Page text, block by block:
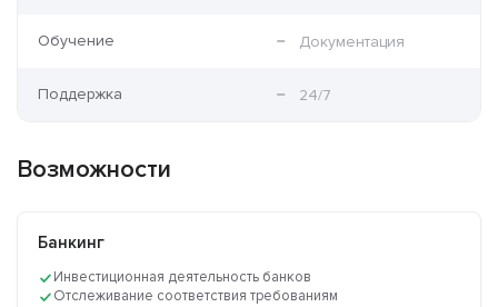
Обучение Документация
Поддержка 24/7
Возможности
Банкинг
Инвестиционная деятельность банков
Отслеживание соответствия требованиям